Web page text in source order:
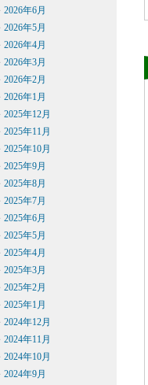
2026年6月
2026年5月
2026年4月
2026年3月
2026年2月
2026年1月
2025年12月
2025年11月
2025年10月
2025年9月
2025年8月
2025年7月
2025年6月
2025年5月
2025年4月
2025年3月
2025年2月
2025年1月
2024年12月
2024年11月
2024年10月
2024年9月